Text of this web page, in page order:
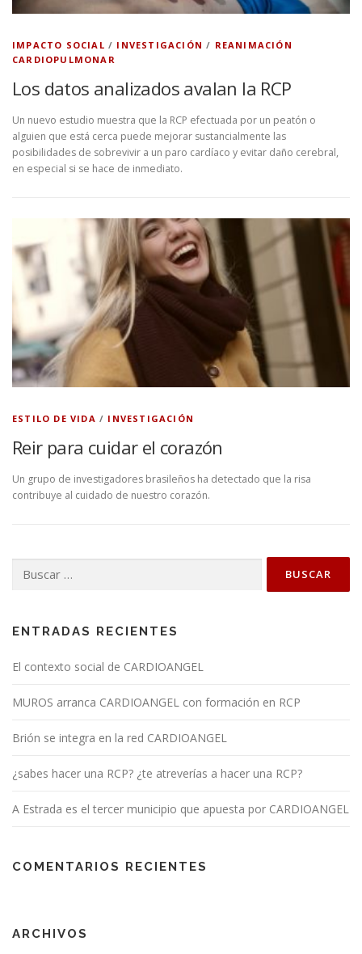
IMPACTO SOCIAL / INVESTIGACIÓN / REANIMACIÓN
CARDIOPULMONAR
Los datos analizados avalan la RCP
Un nuevo estudio muestra que la RCP efectuada por un peatón o
alguien que está cerca puede mejorar sustancialmente las
posibilidades de sobrevivir a un paro cardíaco y evitar daño cerebral,
en especial si se hace de inmediato.
ESTILO DE VIDA / INVESTIGACIÓN
Reir para cuidar el corazón
Un grupo de investigadores brasileños ha detectado que la risa
contribuye al cuidado de nuestro corazón.
ENTRADAS RECIENTES
El contexto social de CARDIOANGEL
MUROS arranca CARDIOANGEL con formación en RCP
Brión se integra en la red CARDIOANGEL
¿sabes hacer una RCP? ¿te atreverías a hacer una RCP?
A Estrada es el tercer municipio que apuesta por CARDIOANGEL
COMENTARIOS RECIENTES
ARCHIVOS